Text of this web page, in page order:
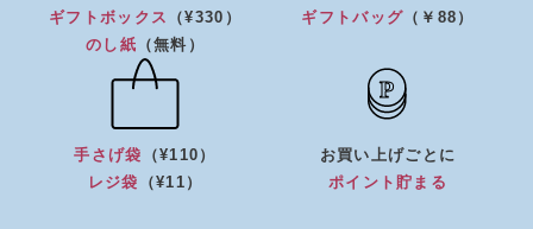
ギフトボックス
（¥330）
のし紙 （無料）
ギフトバッグ （￥88）
手さげ袋
（¥110）
レジ袋
（¥11）
お買い上げごとに
ポイント貯まる